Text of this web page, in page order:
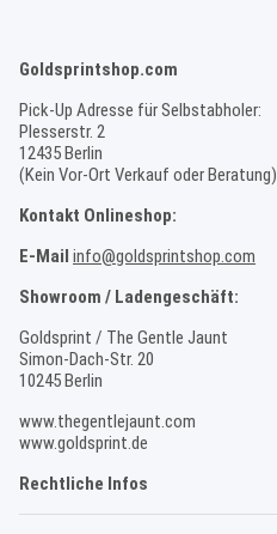
Goldsprintshop.com
Pick-Up Adresse für Selbstabholer:
Plesserstr. 2
12435 Berlin
(Kein Vor-Ort Verkauf oder Beratung)
Kontakt Onlineshop:
E-Mail info@goldsprintshop.com
Showroom / Ladengeschäft:
Goldsprint / The Gentle Jaunt
Simon-Dach-Str. 20
10245 Berlin
www.thegentlejaunt.com
www.goldsprint.de
Rechtliche Infos